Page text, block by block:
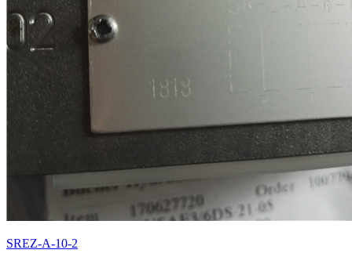
SREZ-A-10-2